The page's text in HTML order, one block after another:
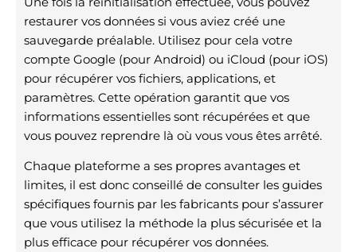
restaurer vos données si vous aviez créé une
sauvegarde préalable. Utilisez pour cela votre
compte Google (pour Android) ou iCloud (pour iOS)
pour récupérer vos fichiers, applications, et
paramètres. Cette opération garantit que vos
informations essentielles sont récupérées et que
vous pouvez reprendre là où vous vous êtes arrêté.
Chaque plateforme a ses propres avantages et
limites, il est donc conseillé de consulter les guides
spécifiques fournis par les fabricants pour s’assurer
que vous utilisez la méthode la plus sécurisée et la
plus efficace pour récupérer vos données.